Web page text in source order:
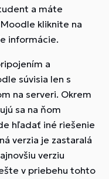
a máte
kliknite na
informácie.
a
súvisia len s
na serveri. Okrem
sa na ňom
hľadať iné riešenie
verzia je zastaralá
verziu
v priebehu tohto